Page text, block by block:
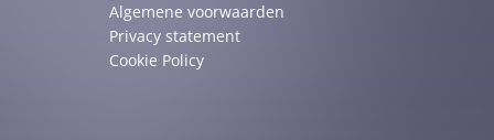
Algemene voorwaarden
Privacy statement
Cookie Policy